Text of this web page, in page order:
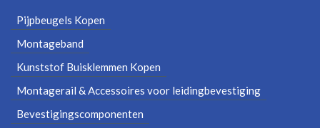
Pijpbeugels Kopen
Montageband
Kunststof Buisklemmen Kopen
Montagerail & Accessoires voor leidingbevestiging
Bevestigingscomponenten